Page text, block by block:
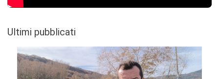
Ultimi pubblicati